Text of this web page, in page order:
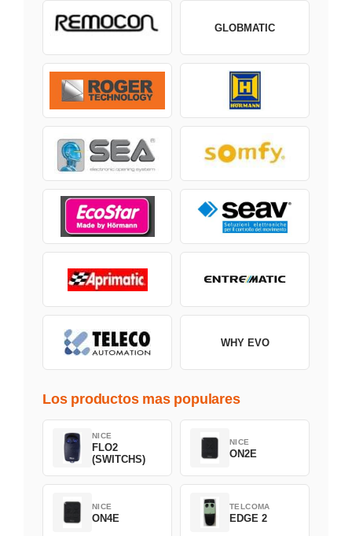
GLOBMATIC
WHY EVO
Los productos mas populares
NICE
FLO2
(SWITCHS)
NICE
ON2E
NICE
ON4E
TELCOMA
EDGE 2